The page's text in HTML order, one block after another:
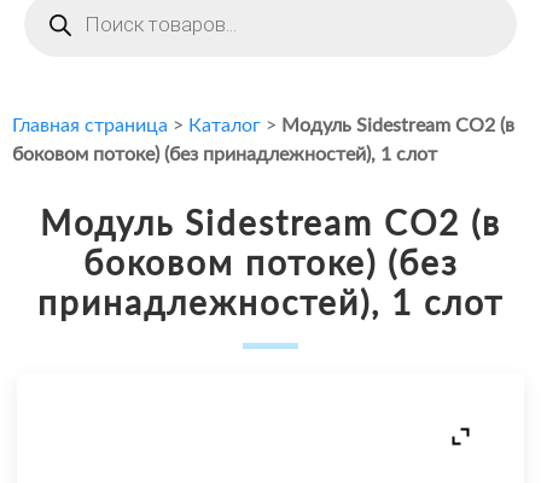
товаров
Главная страница > Каталог > Модуль Sidestream CO2 (в
боковом потоке) (без принадлежностей), 1 слот
Модуль Sidestream CO2 (в
боковом потоке) (без
принадлежностей), 1 слот